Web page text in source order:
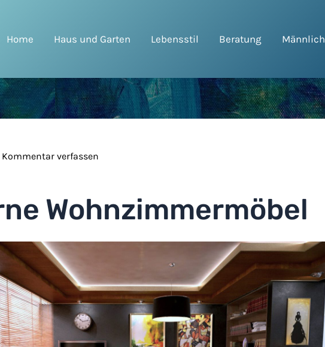
Home Haus und Garten Lebensstil Beratung Männlich
Kommentar verfassen
Wohnzimmermöbel